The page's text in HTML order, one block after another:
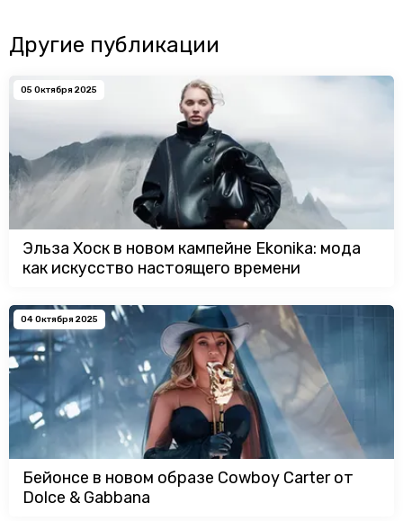
Другие публикации
05 Октября 2025
Эльза Хоск в новом кампейне Ekonika: мода
как искусство настоящего времени
04 Октября 2025
Бейонсе в новом образе Cowboy Carter от
Dolce & Gabbana